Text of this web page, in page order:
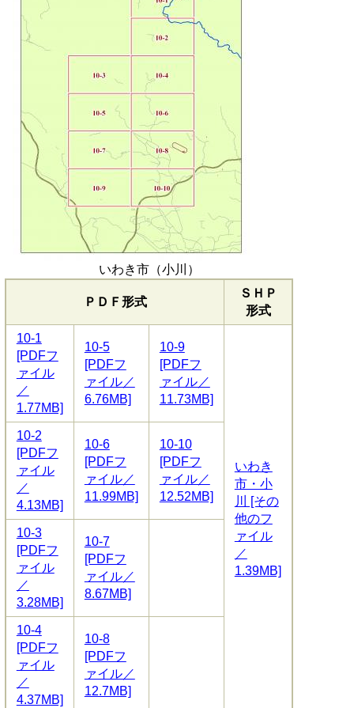
いわき市（小川）
ＰＤＦ形式
ＳＨＰ
形式
10-1
[PDFフ
ァイル
／
1.77MB]
10-5
[PDFフ
ァイル／
6.76MB]
10-9
[PDFフ
ァイル／
11.73MB]
いわき
市・小
川 [その
他のフ
ァイル
／
1.39MB]
10-2
[PDFフ
ァイル
／
4.13MB]
10-6
[PDFフ
ァイル／
11.99MB]
10-10
[PDFフ
ァイル／
12.52MB]
10-3
[PDFフ
ァイル
／
3.28MB]
10-7
[PDFフ
ァイル／
8.67MB]
10-4
[PDFフ
ァイル
／
4.37MB]
10-8
[PDFフ
ァイル／
12.7MB]